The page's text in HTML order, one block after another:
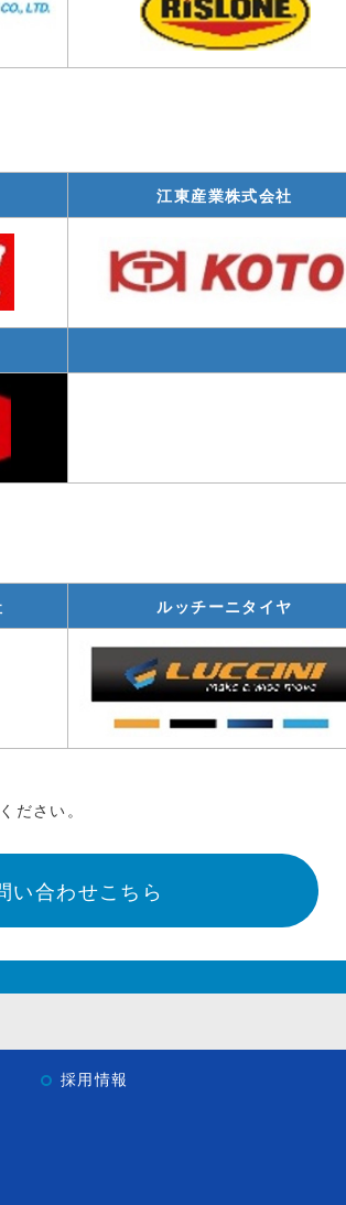
江東産業株式会社
ルッチーニタイヤ
ださい。
い合わせこちら
採用情報